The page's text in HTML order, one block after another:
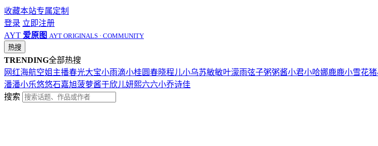
收藏本站专属定制
登录 立即注册
AYT 爱原图 AYT ORIGINALS · COMMUNITY
热搜
TRENDING全部热搜
网红海航空姐 主播春光大宝小雨滴小桂圆春晓程儿小乌苏敏敏叶濛雨弦子粥粥酱小君小哈娜鹿鹿小雪花
潘潘小乐悠悠石嘉旭菠萝酱于欣儿妍熙六六小乔诗佳
搜索